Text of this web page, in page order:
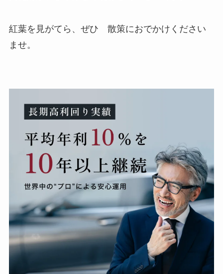
紅葉を見がてら、ぜひ 散策におでかけください
ませ。